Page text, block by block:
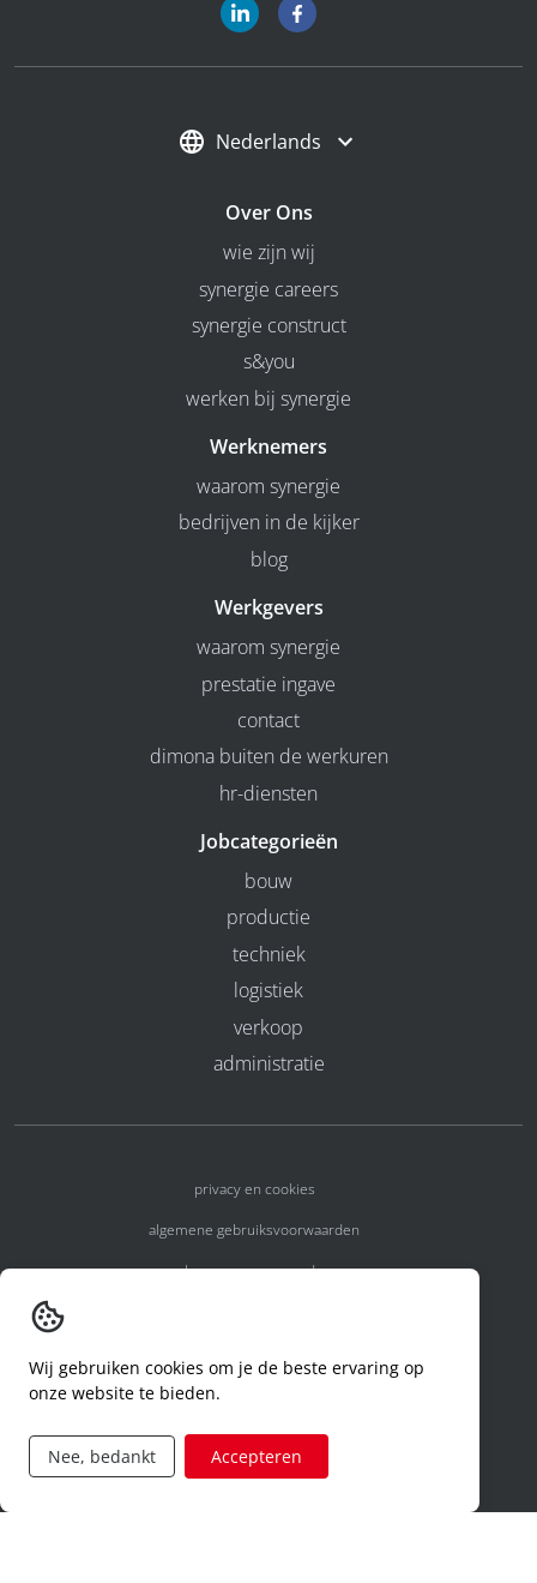
Nederlands
Over Ons
wie zijn wij
synergie careers
synergie construct
s&you
werken bij synergie
Werknemers
waarom synergie
bedrijven in de kijker
blog
Werkgevers
waarom synergie
prestatie ingave
contact
dimona buiten de werkuren
hr-diensten
Jobcategorieën
bouw
productie
techniek
logistiek
verkoop
administratie
privacy en cookies
algemene gebruiksvoorwaarden
algemene voorwaarden
code of conduct
aanvraag rechten ivm privacy
Wij gebruiken cookies om je de beste ervaring op
onze website te bieden.
Nee, bedankt Accepteren